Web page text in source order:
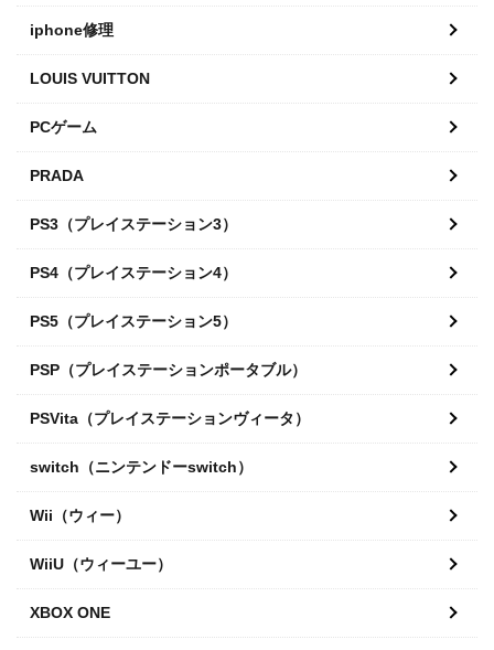
iphone修理
LOUIS VUITTON
PCゲーム
PRADA
PS3（プレイステーション3）
PS4（プレイステーション4）
PS5（プレイステーション5）
PSP（プレイステーションポータブル）
PSVita（プレイステーションヴィータ）
switch（ニンテンドーswitch）
Wii（ウィー）
WiiU（ウィーユー）
XBOX ONE